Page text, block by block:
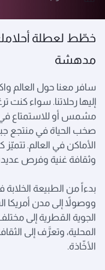
خطّط لعطلة
مدهشة
سافر معنا حول العالم
إليها رحلاتنا. سواء
مشمس أو للاستمتاع في
صخب الحياة في منتجع
الأماكن في العالم.
وثقافة غنية وفرص
بدءاً من الطبيعة الخلابة
ووصولاً إلى مدن أمريكا
الجوية القطرية إلى
المحلية، وتعرَّف إلى
الأخّاذة.